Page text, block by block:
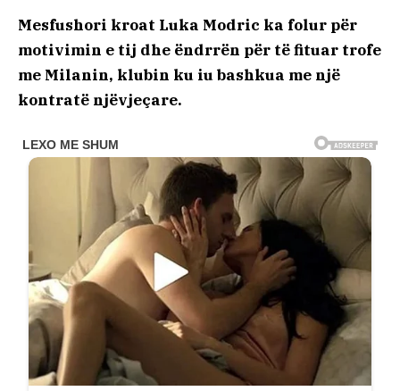
Mesfushori kroat Luka Modric ka folur për
motivimin e tij dhe ëndrrën për të fituar trofe
me Milanin, klubin ku iu bashkua me një
kontratë njëvjeçare.